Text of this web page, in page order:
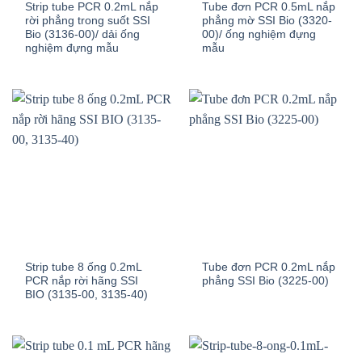
Strip tube PCR 0.2mL nắp
rời phẳng trong suốt SSI
Bio (3136-00)/ dải ống
nghiệm đựng mẫu
Tube đơn PCR 0.5mL nắp
phẳng mờ SSI Bio (3320-
00)/ ống nghiệm đựng
mẫu
Strip tube 8 ống 0.2mL
PCR nắp rời hãng SSI
BIO (3135-00, 3135-40)
Tube đơn PCR 0.2mL nắp
phẳng SSI Bio (3225-00)